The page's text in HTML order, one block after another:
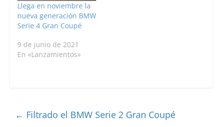
Llega en noviembre la
nueva generación BMW
Serie 4 Gran Coupé
9 de junio de 2021
En «Lanzamientos»
← Filtrado el BMW Serie 2 Gran Coupé